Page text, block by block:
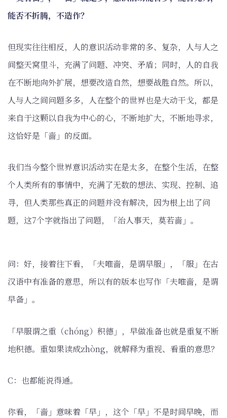
能否不折腾，不造作？
但现实往往相反，人的意识活动非常的多、复杂，人与人之
间整天窝里斗，充满了问题、冲突、矛盾；同时，人的自我
在不断地向外扩展，想要改造自然，想要战胜自然。所以，
人与人之间问题多多，人在整个的世界也是大动干戈，都是
来自于这颗以自我为中心的心，不断地扩大，不断地寻求，
这恰好是「啬」的反面。
我们当今整个世界意识活动实在是太多，在整个生活，在整
个人类所有的事情中，充满了无数的想法、实现、控制、追
寻，但人类那些真正的问题并没有解决，因为根上出了问
题，这7个字就指出了问题，「治人事天，莫若啬」。
问：好，接着往下看，「夫唯啬，是谓早服」，「服」在古
汉语中有准备的意思，所以有的版本也写作「夫唯啬，是谓
早备」。
「早服谓之重（chóng）积德」，早做准备也就是重复不断
地积德。重如果读成zhòng，就解释为重视、看重的意思？
C：也都能说得通。
你看，「啬」意味着「早」，这个「早」不是时间早晚，而